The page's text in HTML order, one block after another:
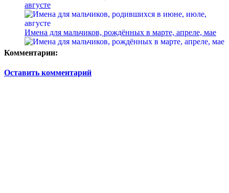
августе
Имена для мальчиков, рождённых в марте, апреле, мае
Комментарии:
Оставить комментарий